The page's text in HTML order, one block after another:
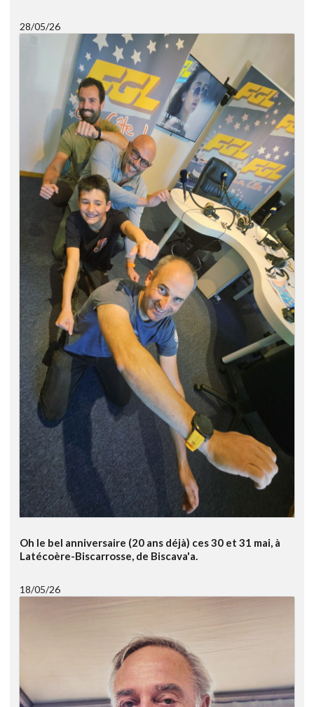
28/05/26
Oh le bel anniversaire (20 ans déjà) ces 30 et 31 mai, à
Latécoère-Biscarrosse, de Biscava'a.
18/05/26